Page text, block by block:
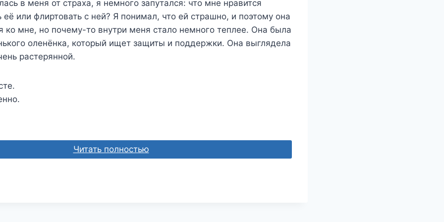
в меня от страха, я немного запутался: что мне нравится
или флиртовать с ней? Я понимал, что ей страшно, и поэтому она
ко мне, но почему-то внутри меня стало немного теплее. Она была
оленёнка, который ищет защиты и поддержки. Она выглядела
растерянной.
Читать полностью